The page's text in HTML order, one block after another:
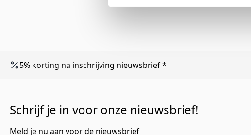
5% korting na inschrijving nieuwsbrief *
Schrijf je in voor onze nieuwsbrief!
Meld je nu aan voor de nieuwsbrief